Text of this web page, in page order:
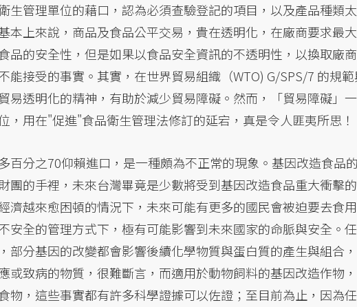
生管理單位的藉口，認為必須查驗登記的項目，以及產品種類太
本上來說，商品及食品公平交易，貴在透明化，在廠商要求最大
品的安全性，但是如果以食品安全資訊的不透明性，以換取廠商
能接受的事實。其實，在世界貿易組織（WTO) G/SPS/7 的規
易透明化的精神，有助於減少貿易障礙。然而，「貿易障礙」一
，用在"促進"食品衛生管理法修訂的延宕，真是令人匪夷所思！
百分之70仰賴進口，是一種頗為不正常的現象。基因改造食品
團的手裡，未來台灣畢竟是少數將受到基因改造食品重大衝擊的
濟越來愈困頓的情況下，未來可能有更多的國民會被迫要去食用
安全的管理方式下，極有可能影響到未來國家的命脈與安全。任
部分基因的改變都會影響後續化學物質與蛋白質的產生與組合，
或致病的物質，很難斷言，而適用於動物飼料的基因改造作物，
物，這些事實都有許多科學證據可以佐證；至目前為止，因為任